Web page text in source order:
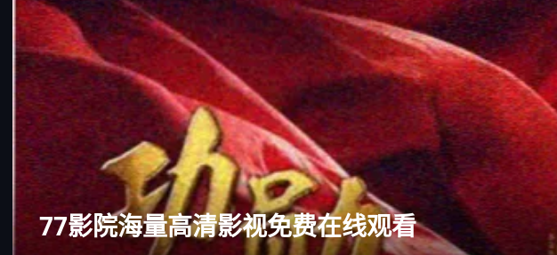
77影院海量高清影视免费在线观看